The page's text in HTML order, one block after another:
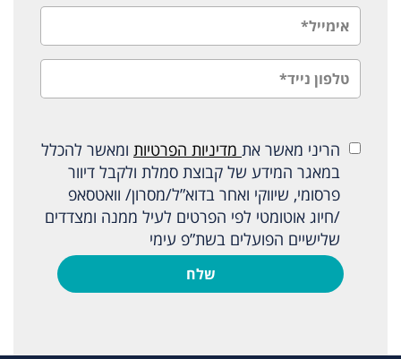
הריני מאשר את מדיניות הפרטיות ומאשר להכלל
במאגר המידע של קבוצת סמלת ולקבל דיוור
פרסומי, שיווקי ואחר בדוא”ל/מסרון/ וואטסאפ
/חיוג אוטומטי לפי הפרטים לעיל ממנה ומצדדים
שלישיים הפועלים בשת”פ עימי
שלח